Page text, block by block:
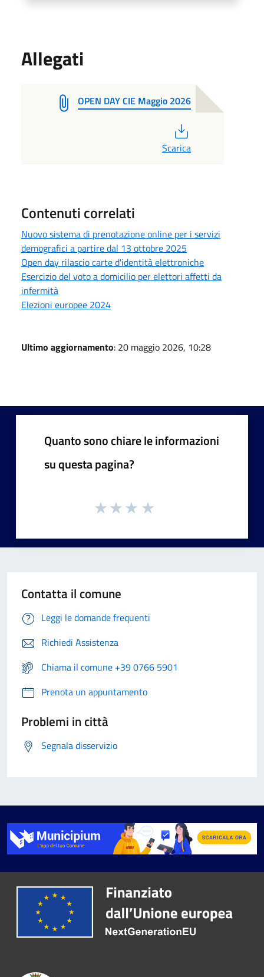
Allegati
OPEN DAY CIE Maggio 2026
Scarica
Contenuti correlati
Nuovo sistema di prenotazione online per i servizi
demografici a partire dal 13 ottobre 2025
Open day rilascio carte d'identità elettroniche
Esercizio del voto a domicilio per elettori affetti da
infermità
Elezioni europee 2024
Ultimo aggiornamento: 20 maggio 2026, 10:28
Quanto sono chiare le informazioni
su questa pagina?
Contatta il comune
Leggi le domande frequenti
Richiedi Assistenza
Chiama il comune +39 0766 5901
Prenota un appuntamento
Problemi in città
Segnala disservizio